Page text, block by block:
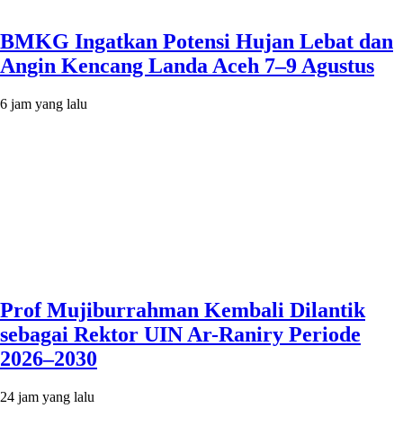
BMKG Ingatkan Potensi Hujan Lebat dan
Angin Kencang Landa Aceh 7–9 Agustus
6 jam yang lalu
Prof Mujiburrahman Kembali Dilantik
sebagai Rektor UIN Ar-Raniry Periode
2026–2030
24 jam yang lalu